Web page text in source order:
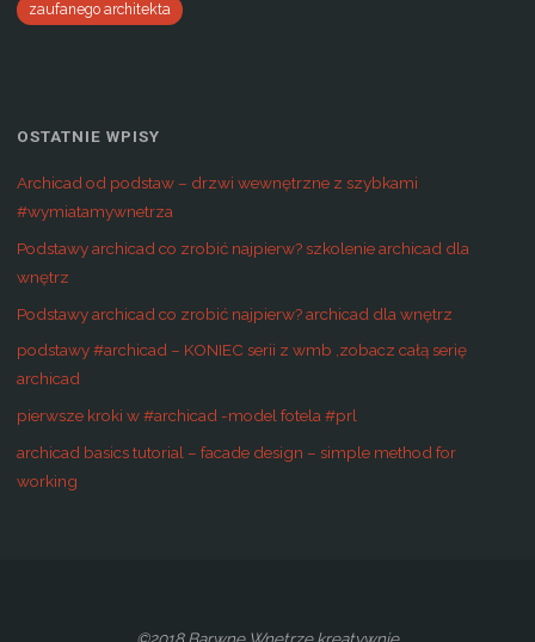
zaufanego architekta
OSTATNIE WPISY
Archicad od podstaw – drzwi wewnętrzne z szybkami
#wymiatamywnetrza
Podstawy archicad co zrobić najpierw? szkolenie archicad dla
wnętrz
Podstawy archicad co zrobić najpierw? archicad dla wnętrz
podstawy #archicad – KONIEC serii z wmb ,zobacz całą serię
archicad
pierwsze kroki w #archicad -model fotela #prl
archicad basics tutorial – facade design – simple method for
working
©2018 Barwne Wnętrze kreatywnie